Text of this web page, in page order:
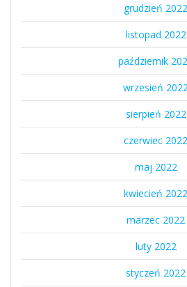
grudzień 2022
listopad 2022
październik
wrzesień
sierpień 2022
czerwiec 2022
maj 2022
kwiecień 2022
marzec 2022
luty 2022
styczeń 2022